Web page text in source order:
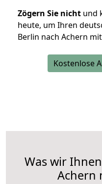
Zögern Sie nicht und
heute, um Ihren
Berlin nach Achern
Kostenlose
Was wir
Achern